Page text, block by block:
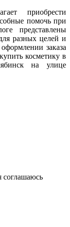
приобрести
помочь при
представлены
разных целей и
заказа
косметику в
на улице
соглашаюсь